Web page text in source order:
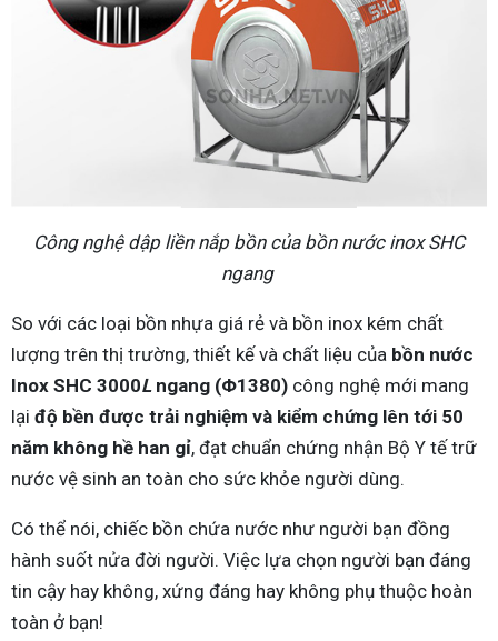
Công nghệ dập liền nắp bồn của bồn nước inox SHC
ngang
So với các loại bồn nhựa giá rẻ và bồn inox kém chất
lượng trên thị trường, thiết kế và chất liệu của bồn nước
Inox SHC 3000Lngang (Φ1380) công nghệ mới mang
lại độ bền được trải nghiệm và kiểm chứng lên tới 50
năm không hề han gỉ, đạt chuẩn chứng nhận Bộ Y tế trữ
nước vệ sinh an toàn cho sức khỏe người dùng.
Có thể nói, chiếc bồn chứa nước như người bạn đồng
hành suốt nửa đời người. Việc lựa chọn người bạn đáng
tin cậy hay không, xứng đáng hay không phụ thuộc hoàn
toàn ở bạn!